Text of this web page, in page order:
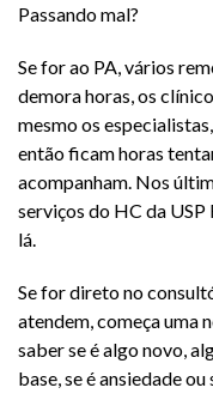
Passando mal?
Se for ao PA, vários
demora horas, os
mesmo os
então ficam horas
acompanham. Nos
serviços do HC da
lá.
Se for direto no
atendem, começa uma
saber se é algo novo,
base, se é ansiedade